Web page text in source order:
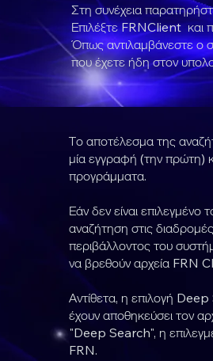
Στη συνέχεια
Επιλέξτε FRNClient και
Όπως αντιλαμβάνεστε ο
που έχετε ήδη στον
Το αποτέλεσμα της
μία εγγραφή (την πρώτη)
προγράμματα.
Εάν δεν είναι
αναζήτηση στις
περιβάλλοντος του
να βρεθούν αρχεία FRN
Αντίθετα, η επιλογή
έχουν αποθηκεύσει τον
"Deep Search", η
FRN.